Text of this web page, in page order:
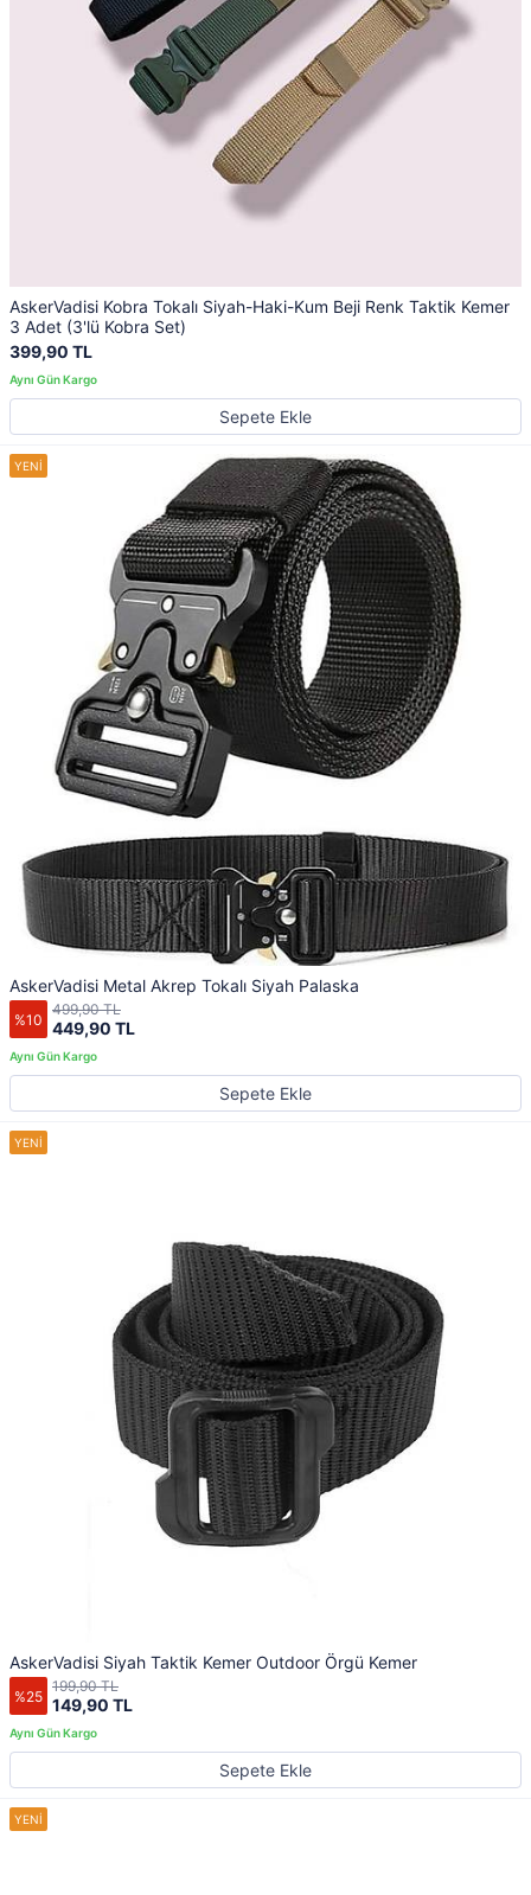
AskerVadisi Kobra Tokalı Siyah-Haki-Kum Beji Renk Taktik Kemer
3 Adet (3'lü Kobra Set)
399,90 TL
Sepete Ekle
AskerVadisi Metal Akrep Tokalı Siyah Palaska
%10 449,90 TL
499,90 TL
Sepete Ekle
AskerVadisi Siyah Taktik Kemer Outdoor Örgü Kemer
%25 149,90 TL
199,90 TL
Sepete Ekle